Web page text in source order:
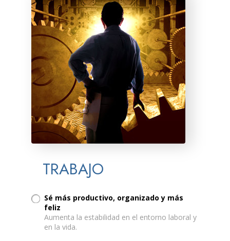
TRABAJO
Sé más productivo, organizado y más
feliz
Aumenta la estabilidad en el entorno laboral y
en la vida.